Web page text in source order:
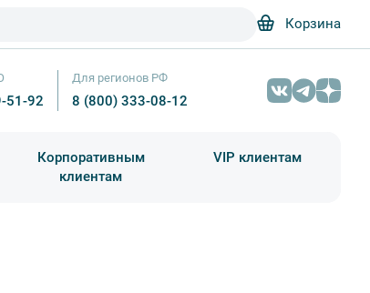
Корзина
51-92
Для регионов РФ
8 (800) 333-08-12
Корпоративным
клиентам
VIP клиентам